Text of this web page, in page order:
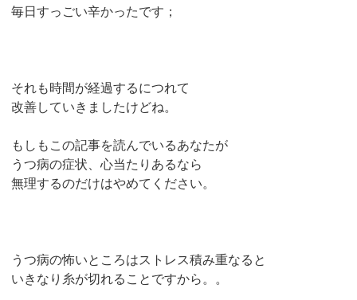
毎日すっごい辛かったです；
それも時間が経過するにつれて
改善していきましたけどね。
もしもこの記事を読んでいるあなたが
うつ病の症状、心当たりあるなら
無理するのだけはやめてください。
うつ病の怖いところはストレス積み重なると
いきなり糸が切れることですから。。